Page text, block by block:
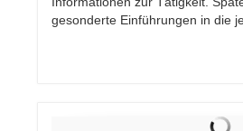
gesonderte Einführungen in die